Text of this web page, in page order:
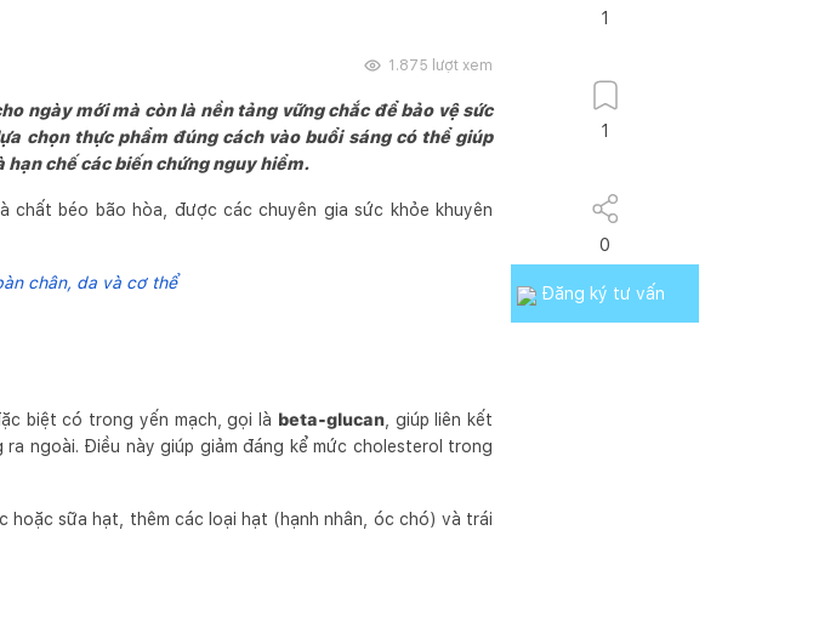
1.875 lượt xem
ngày mới mà còn là nền tảng vững chắc để bảo vệ sức
chọn thực phẩm đúng cách vào buổi sáng có thể giúp
chế các biến chứng nguy hiểm.
chất béo bão hòa, được các chuyên gia sức khỏe khuyên
chân, da và cơ thể
biệt có trong yến mạch, gọi là beta-glucan, giúp liên kết
ngoài. Điều này giúp giảm đáng kể mức cholesterol trong
hoặc sữa hạt, thêm các loại hạt (hạnh nhân, óc chó) và trái
1
1
0
Đăng ký tư vấn